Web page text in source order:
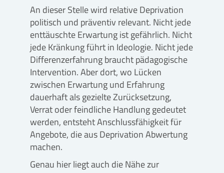
An dieser Stelle wird relative Deprivation
politisch und präventiv relevant. Nicht jede
enttäuschte Erwartung ist gefährlich. Nicht
jede Kränkung führt in Ideologie. Nicht jede
Differenzerfahrung braucht pädagogische
Intervention. Aber dort, wo Lücken
zwischen Erwartung und Erfahrung
dauerhaft als gezielte Zurücksetzung,
Verrat oder feindliche Handlung gedeutet
werden, entsteht Anschlussfähigkeit für
Angebote, die aus Deprivation Abwertung
machen.
Genau hier liegt auch die Nähe zur